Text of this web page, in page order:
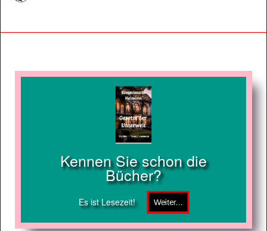
Kennen Sie schon die
Bücher?
Es ist Lesezeit!